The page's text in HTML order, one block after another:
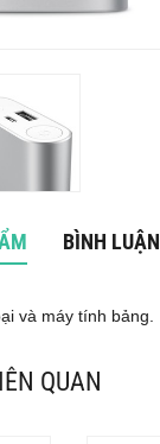
BÌNH LUẬN
và máy tính bảng.
QUAN